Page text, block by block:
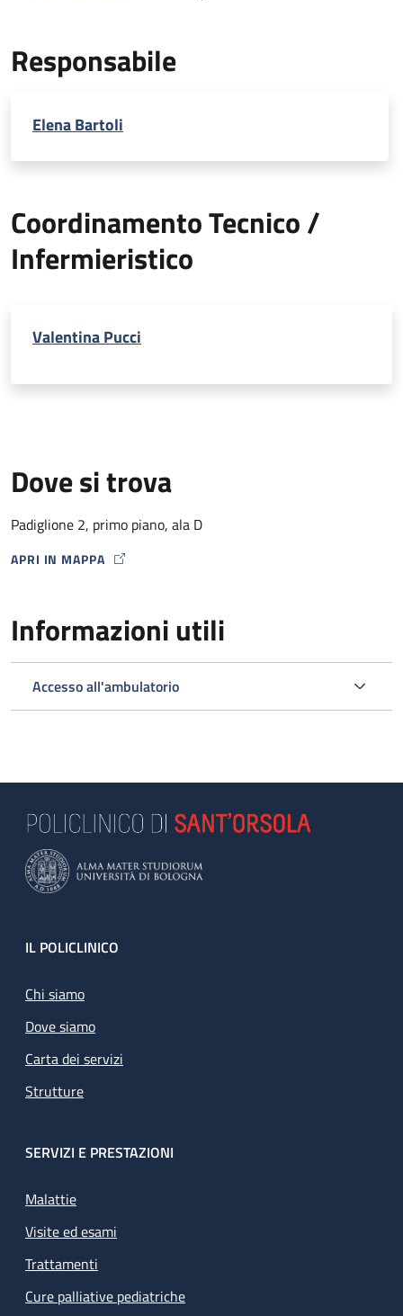
Responsabile
Elena Bartoli
Coordinamento Tecnico /
Infermieristico
Valentina Pucci
Dove si trova
Padiglione 2, primo piano, ala D
APRI IN MAPPA
MAP ICON
Informazioni utili
Accesso all'ambulatorio
Footer
IL POLICLINICO
Chi siamo
Dove siamo
Carta dei servizi
Strutture
SERVIZI E PRESTAZIONI
Malattie
Visite ed esami
Trattamenti
Cure palliative pediatriche